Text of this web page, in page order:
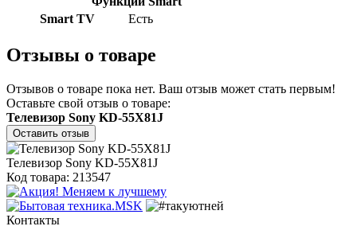
Smart TV
Есть
Отзывы о товаре
Отзывов о товаре пока нет. Ваш отзыв может стать первым!
Оставьте свой отзыв о товаре:
Телевизор Sony KD-55X81J
Оставить отзыв
Телевизор Sony KD-55X81J
Код товара: 213547
Контакты